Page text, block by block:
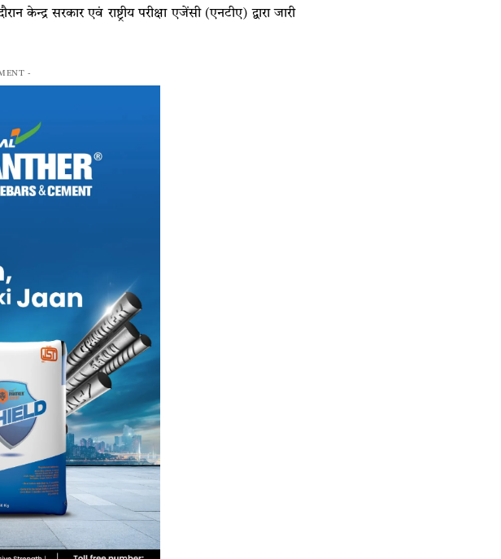
सरकार एवं राष्ट्रीय परीक्षा एजेंसी (एनटीए) द्वारा जारी
-